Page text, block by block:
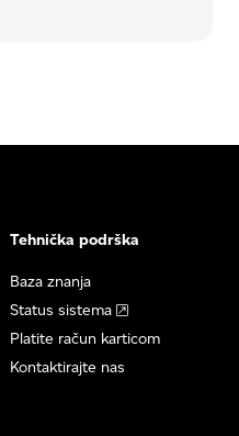
Tehnička podrška
Baza znanja
Status sistema
Platite račun karticom
Kontaktirajte nas